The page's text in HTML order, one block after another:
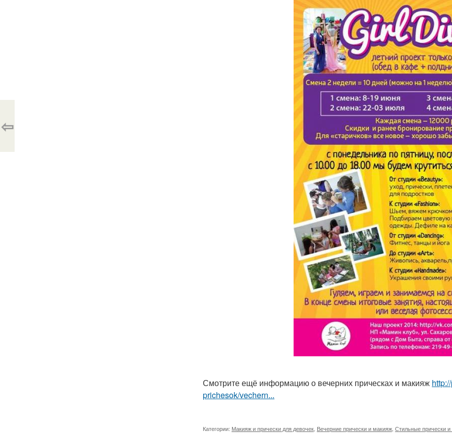
Смотрите ещё информацию о вечерних прическах и макияж
prichesok/vechern...
Категории: Макияж и прически для девочек Вечерние прически и макияж Стильные прически
⇦